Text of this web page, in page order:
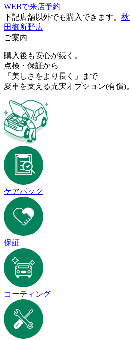
WEBで来店予約
下記店舗以外でも購入できます。
田御所野店
ご案内
購入後も安心が続く。
点検・保証から
「美しさをより長く」まで
愛車を支える充実オプション(有償)。
ケアパック
保証
コーティング